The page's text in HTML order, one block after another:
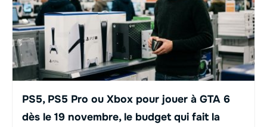
PS5, PS5 Pro ou Xbox pour jouer à GTA 6
dès le 19 novembre, le budget qui fait la